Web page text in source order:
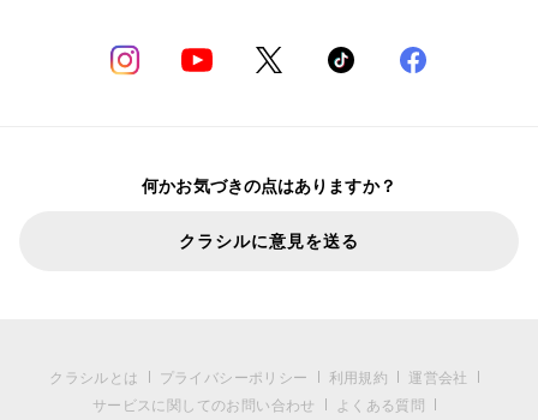
何かお気づきの点はありますか？
クラシルに意見を送る
クラシルとは プライバシーポリシー 利用規約
運営会社
サービスに関してのお問い合わせ
よくある質問